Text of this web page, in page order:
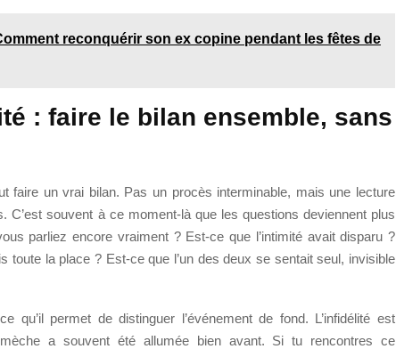
reconquérir son ex copine pendant les fêtes de
: faire le bilan ensemble, sans
faire un vrai bilan. Pas un procès interminable, mais une lecture
C’est souvent à ce moment-là que les questions deviennent plus
parliez encore vraiment ? Est-ce que l’intimité avait disparu ?
toute la place ? Est-ce que l’un des deux se sentait seul, invisible
qu’il permet de distinguer l’événement de fond. L’infidélité est
a souvent été allumée bien avant. Si tu rencontres ce